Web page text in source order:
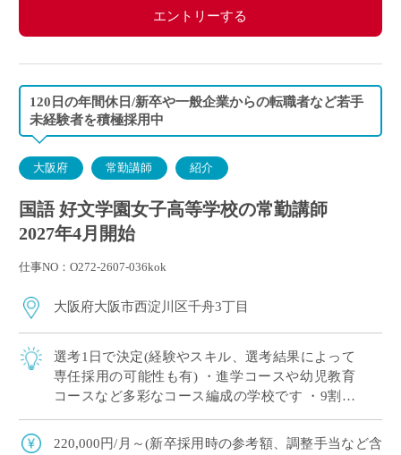
エントリーする
120日の年間休日/新卒や一般企業からの転職者など若手
未経験者を積極採用中
大阪府 常勤講師 紹介
国語 好文学園女子高等学校の常勤講師
2027年4月開始
仕事NO：O272-2607-036kok
大阪府大阪市西淀川区千舟3丁目
選考1日で決定(経験やスキル、選考結果によって
専任採用の可能性も有) ・進学コースや幼児教育
コースなど多彩なコース編成の学校です ・9割以
す ・新卒や社会人からのキャリアチェン […]
220,000円/月～(新卒採用時の参考額、調整手当など含